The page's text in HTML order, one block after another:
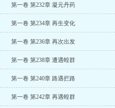
第一卷 第232章 凝元丹药
第一卷 第234章 再生变化
第一卷 第236章 再次出发
第一卷 第238章 遭遇蝗群
第一卷 第240章 路遇拦路
第一卷 第242章 再遇蝗群